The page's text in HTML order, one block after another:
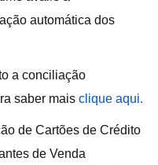
automática dos
a conciliação
saber mais clique aqui.
de Cartões de Crédito
de Venda